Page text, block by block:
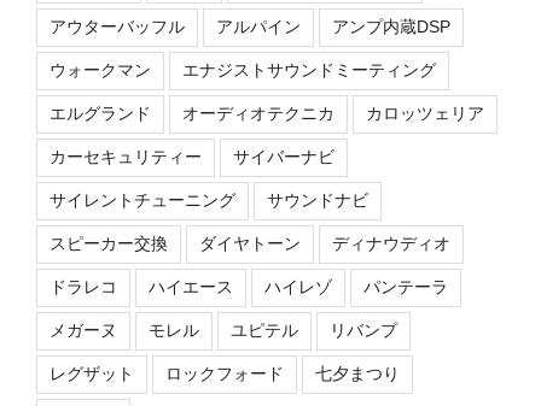
アウターバッフル アルパイン アンプ内蔵DSP
ウォークマン エナジストサウンドミーティング
エルグランド オーディオテクニカ カロッツェリア
カーセキュリティー サイバーナビ
サイレントチューニング サウンドナビ
スピーカー交換 ダイヤトーン ディナウディオ
ドラレコ ハイエース ハイレゾ パンテーラ
メガーヌ モレル ユピテル リバンプ
レグザット ロックフォード 七夕まつり